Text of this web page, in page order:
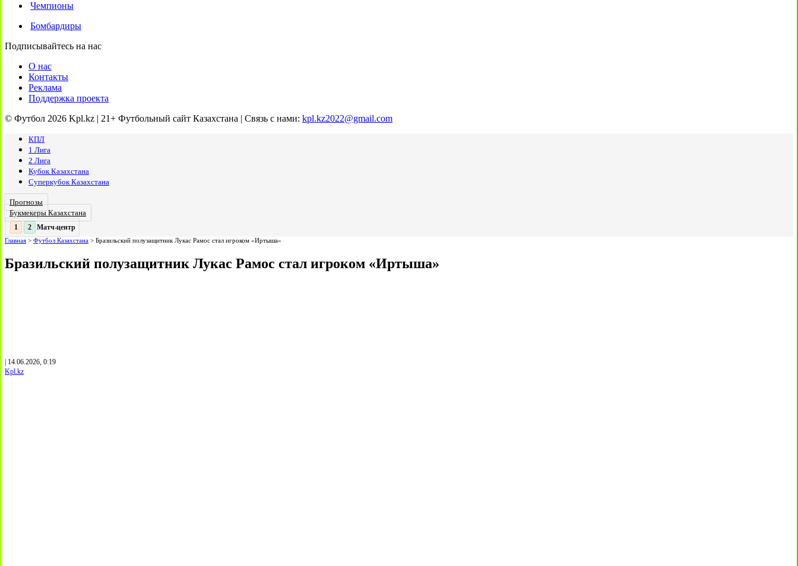
Чемпионы
Бомбардиры
Подписывайтесь на нас
О нас
Контакты
Реклама
Поддержка проекта
© Футбол 2026 Kpl.kz | 21+ Футбольный сайт Казахстана | Связь с нами: kpl.kz2022@gmail.com
КПЛ
1 Лига
2 Лига
Кубок Казахстана
Суперкубок Казахстана
Прогнозы
Букмекеры Казахстана
2 : 2 Матч-центр
Главная > Футбол Казахстана > Бразильский полузащитник Лукас Рамос стал игроком «Иртыша»
Бразильский полузащитник Лукас Рамос стал игроком «Иртыша»
| 14.06.2026, 0:19
Kpl.kz